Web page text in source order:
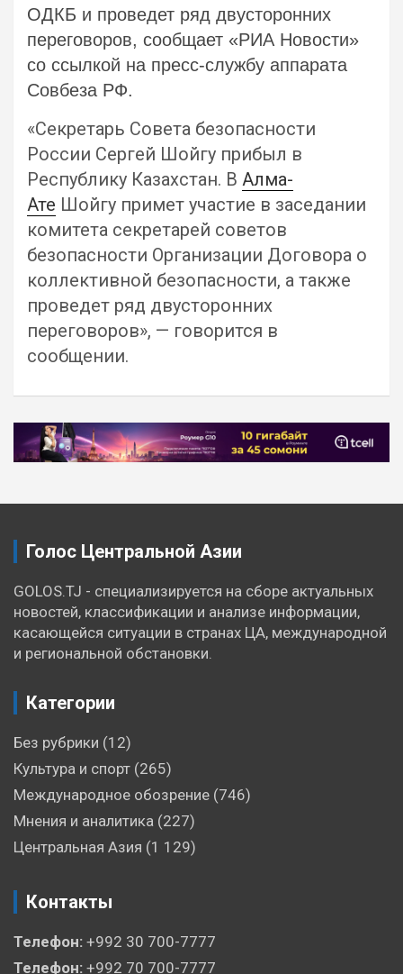
ОДКБ и проведет ряд двусторонних
переговоров, сообщает «РИА Новости»
со ссылкой на пресс-службу аппарата
Совбеза РФ.
«Секретарь Совета безопасности
России Сергей Шойгу прибыл в
Республику Казахстан. В Алма-
Ате Шойгу примет участие в заседании
комитета секретарей советов
безопасности Организации Договора о
коллективной безопасности, а также
проведет ряд двусторонних
переговоров», — говорится в
сообщении.
Навигация
по
Голос Центральной Азии
GOLOS.TJ - специализируется на сборе актуальных
новостей, классификации и анализе информации,
касающейся ситуации в странах ЦА, международной
и региональной обстановки.
Категории
Без рубрики (12)
Культура и спорт (265)
Международное обозрение (746)
Мнения и аналитика (227)
Центральная Азия (1 129)
Контакты
Телефон: +992 30 700-7777
Телефон: +992 70 700-7777